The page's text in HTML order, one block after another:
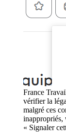
France
vérifier la
malgré ces
inappropriés,
« Signaler